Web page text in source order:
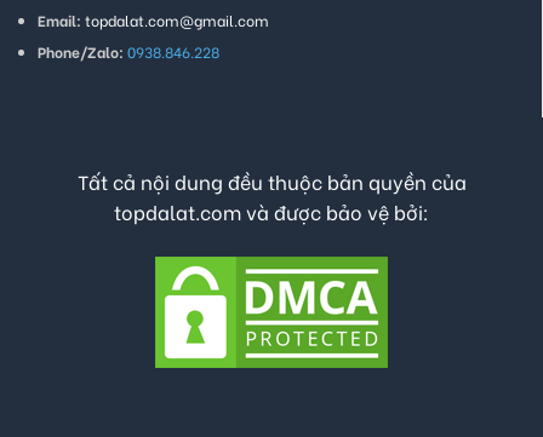
Email: topdalat.com@gmail.com
Phone/Zalo: 0938.846.228
Tất cả nội dung đều thuộc bản quyền của
topdalat.com và được bảo vệ bởi: